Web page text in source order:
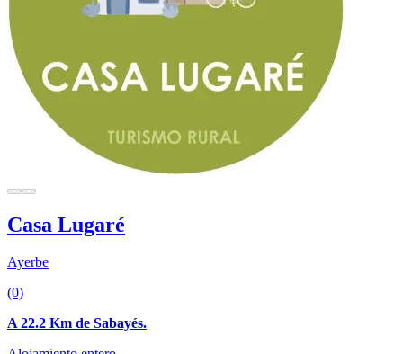
Casa Lugaré
Ayerbe
(0)
A 22.2 Km de Sabayés.